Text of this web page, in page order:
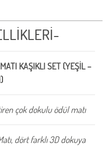
KAŞIKLI SET (YEŞİL –
çok dokulu ödül matı
dört farklı 3D dokuya